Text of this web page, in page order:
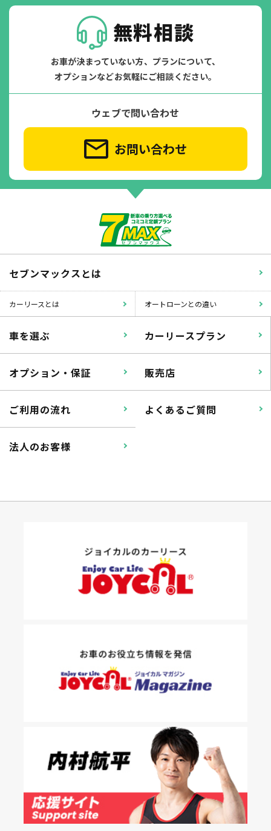
無料相談
お車が決まっていない方、プランについて、
オプションなどお気軽にご相談ください。
ウェブで問い合わせ
お問い合わせ
セブンマックスとは
カーリースとは オートローンとの違い
車を選ぶ カーリースプラン
オプション・保証 販売店
ご利用の流れ よくあるご質問
法人のお客様